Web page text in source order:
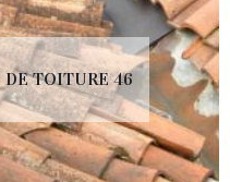
DE TOITURE 46